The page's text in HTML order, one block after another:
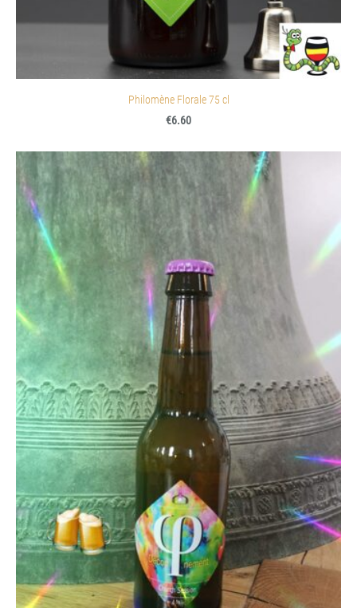
Philomène Florale 75 cl
€6.60